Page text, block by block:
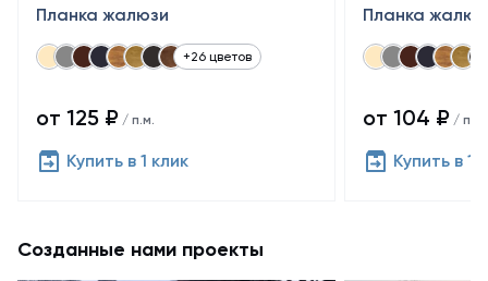
Планка жалюзи
+26 цветов
от 125 ₽ / п.м.
Купить в 1 клик
Планка
от 104 ₽ / п.м.
Купить в 1
Созданные нами проекты